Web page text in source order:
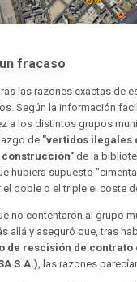
fracaso
las razones exactas de
Según la información
a los distintos grupos
de "vertidos ilegales
construcción" de la
hubiera supuesto
el doble o el triple el coste
no contentaron al grupo
allá y aseguró que, tras
de rescisión de contrato
S.A.), las razones